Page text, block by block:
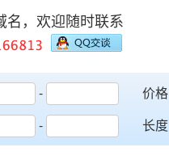
名，欢迎随时联系
-
-
价格
长度